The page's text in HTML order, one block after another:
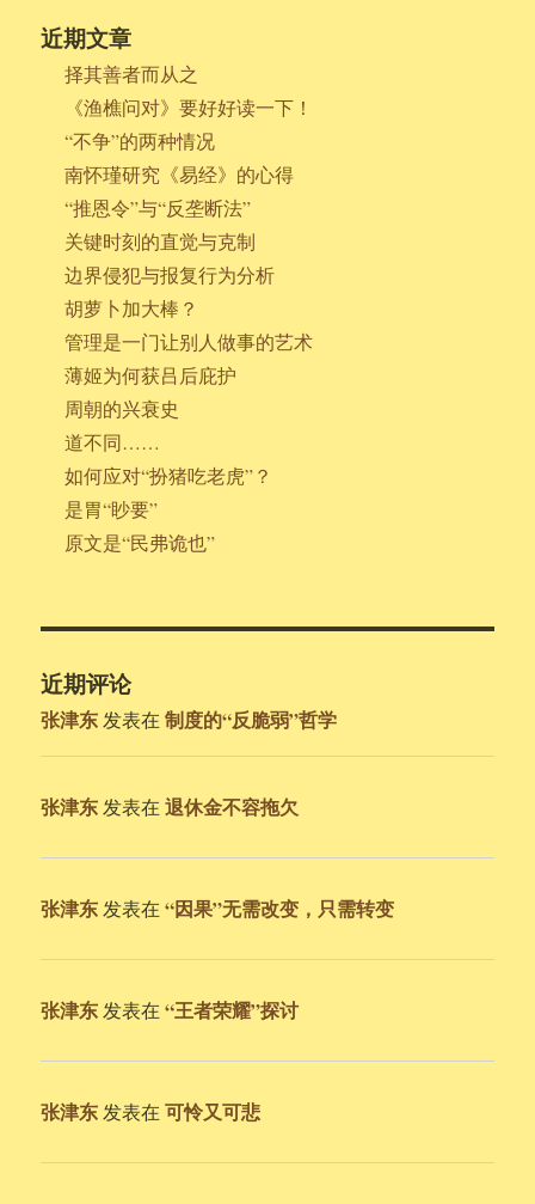
近期文章
择其善者而从之
《渔樵问对》要好好读一下！
“不争”的两种情况
南怀瑾研究《易经》的心得
“推恩令”与“反垄断法”
关键时刻的直觉与克制
边界侵犯与报复行为分析
胡萝卜加大棒？
管理是一门让别人做事的艺术
薄姬为何获吕后庇护
周朝的兴衰史
道不同……
如何应对“扮猪吃老虎”？
是胃“眇要”
原文是“民弗诡也”
近期评论
张津东 发表在制度的“反脆弱”哲学
张津东 发表在退休金不容拖欠
张津东 发表在“因果”无需改变，只需转变
张津东 发表在“王者荣耀”探讨
张津东 发表在可怜又可悲